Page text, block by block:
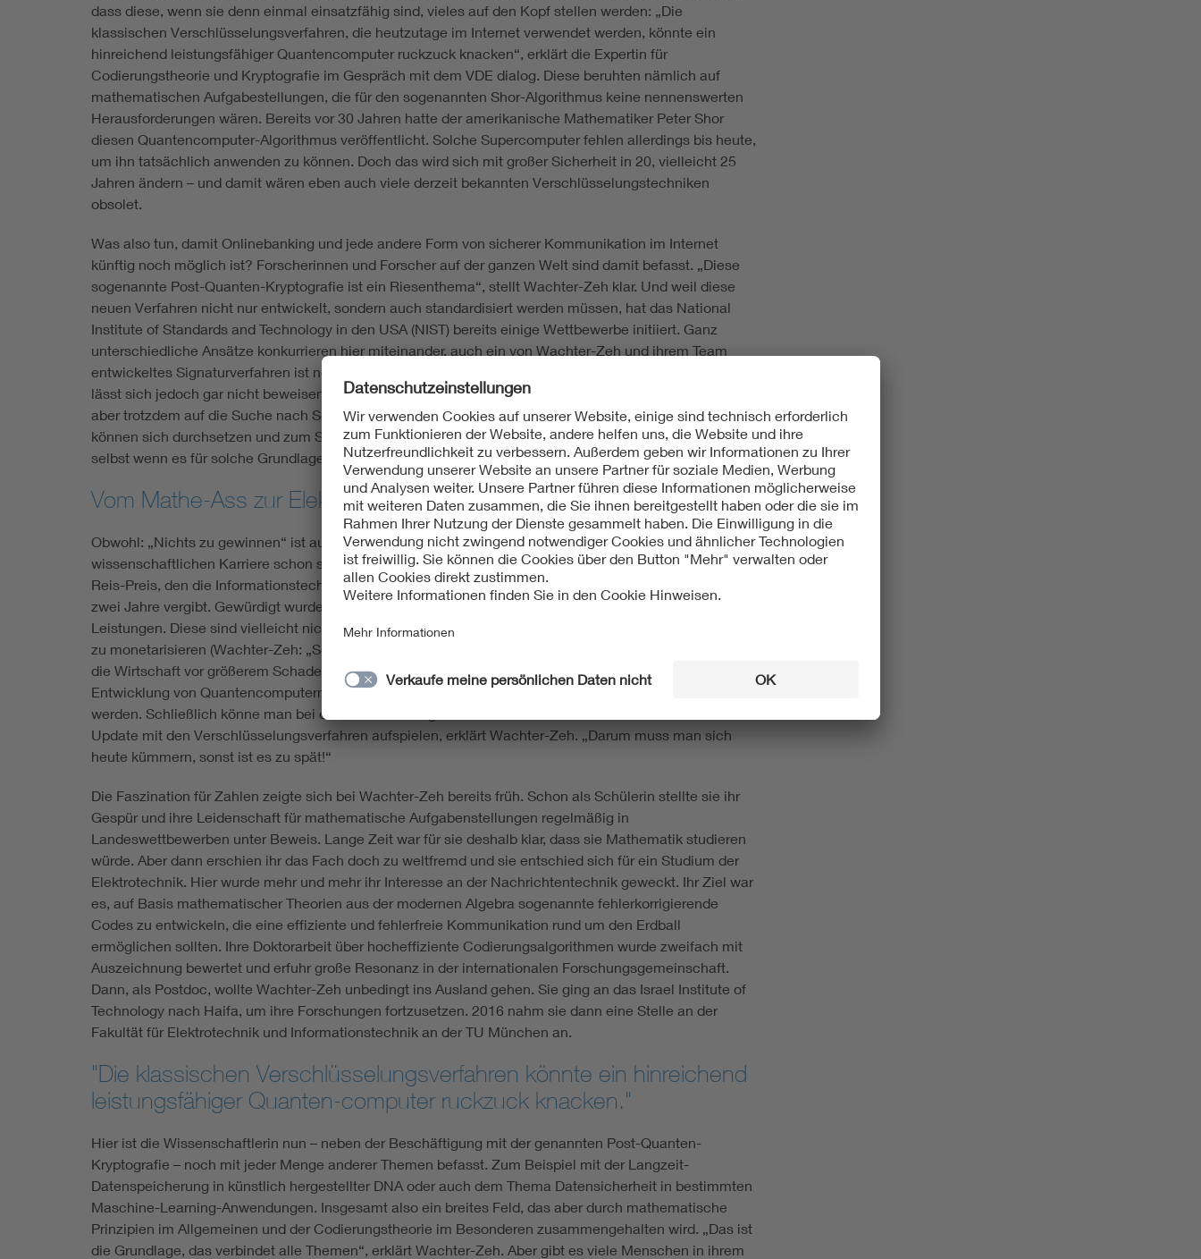
dass diese, wenn sie denn einmal einsatzfähig sind, vieles auf den Kopf stellen werden: „Die
klassischen Verschlüsselungsverfahren, die heutzutage im Internet verwendet werden, könnte ein
hinreichend leistungsfähiger Quantencomputer ruckzuck knacken“, erklärt die Expertin für
Codierungstheorie und Kryptografie im Gespräch mit dem VDE dialog. Diese beruhten nämlich auf
mathematischen Aufgabestellungen, die für den sogenannten Shor-Algorithmus keine nennenswerten
Herausforderungen wären. Bereits vor 30 Jahren hatte der amerikanische Mathematiker Peter Shor
diesen Quantencomputer-Algorithmus veröffentlicht. Solche Supercomputer fehlen allerdings bis heute,
um ihn tatsächlich anwenden zu können. Doch das wird sich mit großer Sicherheit in 20, vielleicht 25
Jahren ändern – und damit wären eben auch viele derzeit bekannten Verschlüsselungstechniken
obsolet.
Was also tun, damit Onlinebanking und jede andere Form von sicherer Kommunikation im Internet
künftig noch möglich ist? Forscherinnen und Forscher auf der ganzen Welt sind damit befasst. „Diese
sogenannte Post-Quanten-Kryptografie ist ein Riesenthema“, stellt Wachter-Zeh klar. Und weil diese
neuen Verfahren nicht nur entwickelt, sondern auch standardisiert werden müssen, hat das National
Institute of Standards and Technology in den USA (NIST) bereits einige Wettbewerbe initiiert. Ganz
unterschiedliche Ansätze konkurrieren hier miteinander, auch ein von Wachter-Zeh und ihrem Team
entwickeltes Signaturverfahren ist noch im Rennen. „Ob ein Verfahren tatsächlich quantensicher ist,
lässt sich jedoch gar nicht beweisen“, erläutert sie. Eine weltweite Forschungscommunity macht sich
aber trotzdem auf die Suche nach Schwachpunkten in den eingereichten Verfahren, und nur die besten
können sich durchsetzen und zum Standard werden. „Das wäre schon etwas ganz Großes“, hofft sie,
selbst wenn es für solche Grundlagenforschung eigentlich nichts zu gewinnen gibt.
Vom Mathe-Ass zur Elektrotechnikerin
Obwohl: „Nichts zu gewinnen“ ist auch nicht ganz richtig. Denn die 39-Jährige hat in ihrer
wissenschaftlichen Karriere schon so manche Auszeichnung bekommen, zuletzt den Johann-Philipp-
Reis-Preis, den die Informationstechnische Gesellschaft im VDE zusammen mit anderen Partnern alle
zwei Jahre vergibt. Gewürdigt wurde dabei vor allem der praktische Nutzen ihrer wissenschaftlichen
Leistungen. Diese sind vielleicht nicht geeignet, um sie beispielsweise mit einem coolen Start-up direkt
zu monetarisieren (Wachter-Zeh: „So etwas wäre auch überhaupt gar nicht mein Ding!“), wohl aber, um
die Wirtschaft vor größerem Schaden zu bewahren. Diese etwaigen Schäden würden zwar erst mit der
Entwicklung von Quantencomputern tatsächlich entstehen, müssen aber heute schon verhindert
werden. Schließlich könne man bei einem Auto oder gar bei einem Satelliten dann nicht einfach ein
Update mit den Verschlüsselungsverfahren aufspielen, erklärt Wachter-Zeh. „Darum muss man sich
heute kümmern, sonst ist es zu spät!“
Die Faszination für Zahlen zeigte sich bei Wachter-Zeh bereits früh. Schon als Schülerin stellte sie ihr
Gespür und ihre Leidenschaft für mathematische Aufgabenstellungen regelmäßig in
Landeswettbewerben unter Beweis. Lange Zeit war für sie deshalb klar, dass sie Mathematik studieren
würde. Aber dann erschien ihr das Fach doch zu weltfremd und sie entschied sich für ein Studium der
Elektrotechnik. Hier wurde mehr und mehr ihr Interesse an der Nachrichtentechnik geweckt. Ihr Ziel war
es, auf Basis mathematischer Theorien aus der modernen Algebra sogenannte fehlerkorrigierende
Codes zu entwickeln, die eine effiziente und fehlerfreie Kommunikation rund um den Erdball
ermöglichen sollten. Ihre Doktorarbeit über hocheffiziente Codierungsalgorithmen wurde zweifach mit
Auszeichnung bewertet und erfuhr große Resonanz in der internationalen Forschungsgemeinschaft.
Dann, als Postdoc, wollte Wachter-Zeh unbedingt ins Ausland gehen. Sie ging an das Israel Institute of
Technology nach Haifa, um ihre Forschungen fortzusetzen. 2016 nahm sie dann eine Stelle an der
Fakultät für Elektrotechnik und Informationstechnik an der TU München an.
"Die klassischen Verschlüsselungsverfahren könnte ein hinreichend
leistungsfähiger Quanten-computer ruckzuck knacken."
Hier ist die Wissenschaftlerin nun – neben der Beschäftigung mit der genannten Post-Quanten-
Kryptografie – noch mit jeder Menge anderer Themen befasst. Zum Beispiel mit der Langzeit-
Datenspeicherung in künstlich hergestellter DNA oder auch dem Thema Datensicherheit in bestimmten
Maschine-Learning-Anwendungen. Insgesamt also ein breites Feld, das aber durch mathematische
Prinzipien im Allgemeinen und der Codierungstheorie im Besonderen zusammengehalten wird. „Das ist
die Grundlage, das verbindet alle Themen“, erklärt Wachter-Zeh. Aber gibt es viele Menschen in ihrem